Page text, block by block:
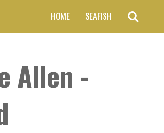
HOME SEAFISH
Allen -